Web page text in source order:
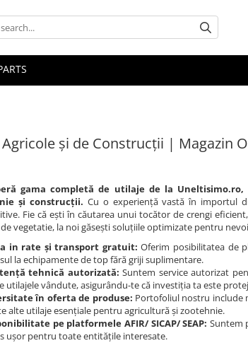
și de Construcții | Magazin
gama completă de utilaje de la
și construcții. Cu o experiență vastă în importul
Fie că ești în căutarea unui tocător de crengi
vegetatie, la noi găsești soluțiile optimizate pentru
in rate și transport gratuit: Oferim posibilitatea de
la echipamente de top fără griji suplimentare.
tehnică autorizată: Suntem service autorizat
utilajele vândute, asigurându-te că investiția ta este
în oferta de produse: Portofoliul nostru include
alte utilaje esențiale pentru agricultură și zootehnie.
pe platformele AFIR/ SICAP/ SEAP: Suntem
ușor pentru toate entitățile interesate.